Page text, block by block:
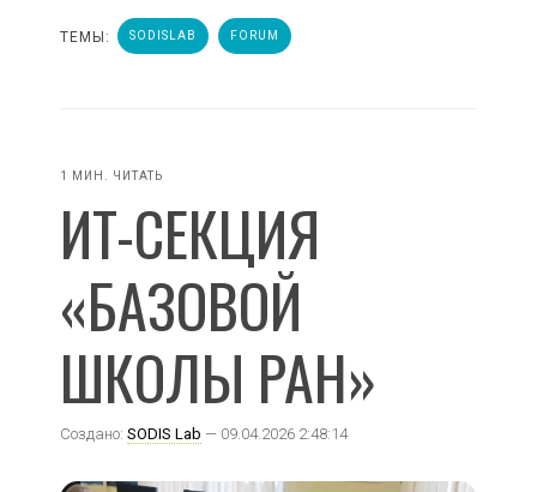
ТЕМЫ: SODISLAB FORUM
1 МИН. ЧИТАТЬ
ИТ-СЕКЦИЯ
«БАЗОВОЙ
ШКОЛЫ РАН»
Создано: SODIS Lab — 09.04.2026 2:48:14